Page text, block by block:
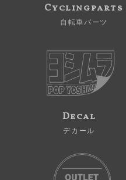
Cyclingparts
自転車パーツ
Decal
デカール